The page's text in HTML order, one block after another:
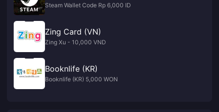
Steam Wallet Code Rp 6,000 ID
Zing Card (VN)
Zing Xu - 10,000 VND
Booknlife (KR)
Booknlife (KR) 5,000 WON